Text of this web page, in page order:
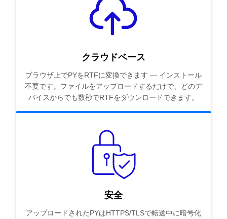
クラウドベース
ブラウザ上でPYをRTFに変換できます — インストール
不要です。ファイルをアップロードするだけで、どのデ
バイスからでも数秒でRTFをダウンロードできます。
安全
アップロードされたPYはHTTPS/TLSで転送中に暗号化